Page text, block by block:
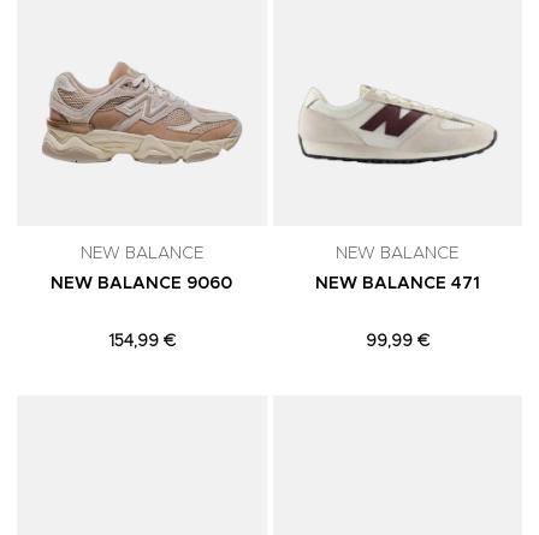
NEW BALANCE
NEW BALANCE 9060
154,99 €
NEW BALANCE
NEW BALANCE 471
99,99 €